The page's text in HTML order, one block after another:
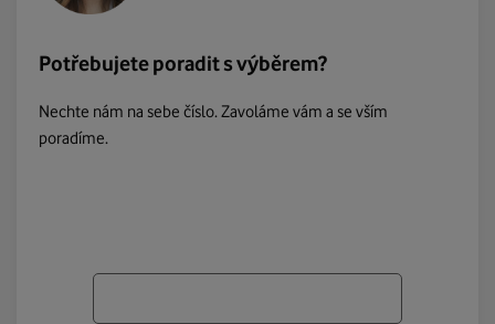
Potřebujete poradit s výběrem?
Nechte nám na sebe číslo. Zavoláme vám a se vším
poradíme.